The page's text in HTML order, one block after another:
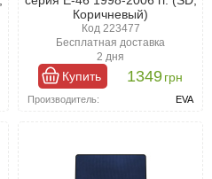
Коричневый)
Код 223477
Бесплатная доставка
2 дня
Купить 1349грн
Производитель: EVA